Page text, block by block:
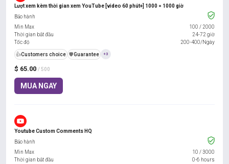
Lượt xem kèm thời gian xem YouTube [video 60 phút+] 1000 = 1000 giờ
$ 65.00 / 500
MUA NGAY
Bảo hành
Min Max
100 / 2000
Thời gian bắt đầu
24-72 giờ
Tốc độ
200-400/Ngày
👍Customers choice ️🛡️Guarantee +3
Youtube Custom Comments HQ
Bảo hành
Min Max
10 /3000
Thời gian bắt đầu
0-6 hours